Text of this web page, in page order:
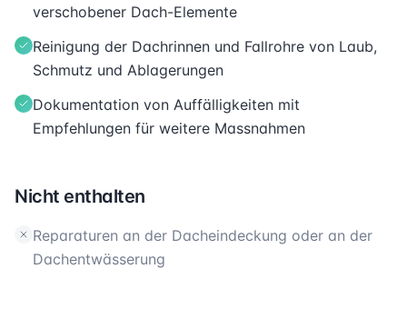
verschobener Dach-Elemente
Reinigung der Dachrinnen und Fallrohre von Laub,
Schmutz und Ablagerungen
Dokumentation von Auffälligkeiten mit
Empfehlungen für weitere Massnahmen
Nicht enthalten
Reparaturen an der Dacheindeckung oder an der
Dachentwässerung